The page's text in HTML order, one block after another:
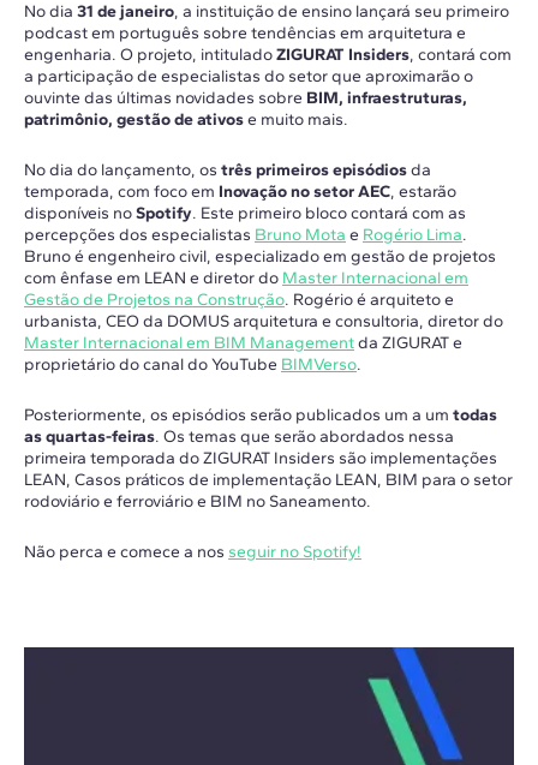
No dia 31 de janeiro, a instituição de ensino lançará seu primeiro
podcast em português sobre tendências em arquitetura e
engenharia. O projeto, intituladoZIGURAT Insiders, contará com
a participação de especialistas do setor que aproximarão o
ouvinte das últimas novidades sobre BIM, infraestruturas,
patrimônio, gestão de ativose muito mais.
No dia do lançamento, os três primeiros episódiosda
temporada, com foco em Inovação no setor AEC, estarão
disponíveis noSpotify. Este primeiro bloco contará com as
percepções dos especialistas Bruno Mota e Rogério Lima.
Bruno é engenheiro civil, especializado em gestão de projetos
com ênfase em LEAN e diretor do Master Internacional em
Gestão de Projetos na Construção. Rogério é arquiteto e
urbanista, CEO da DOMUS arquitetura e consultoria, diretor do
Master Internacional em BIM Managementda ZIGURAT e
proprietário do canal do YouTube BIMVerso.
Posteriormente, os episódios serão publicados um a um todas
as quartas-feiras. Os temas que serão abordados nessa
primeira temporada do ZIGURAT Insiders são implementações
LEAN, Casos práticos de implementação LEAN, BIM para o setor
rodoviário e ferroviário e BIM no Saneamento.
Não perca e comece a nos seguir no Spotify!